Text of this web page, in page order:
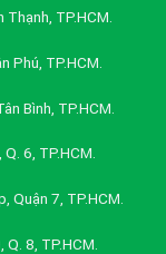
TP.HCM.
Phú, TP.HCM.
Bình, TP.HCM.
6, TP.HCM.
Quận 7, TP.HCM.
8, TP.HCM.